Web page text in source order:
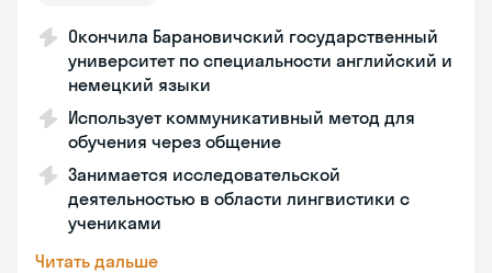
Окончила Барановичский государственный
университет по специальности английский и
немецкий языки
Использует коммуникативный метод для
обучения через общение
Занимается исследовательской
деятельностью в области лингвистики с
учениками
Читать дальше